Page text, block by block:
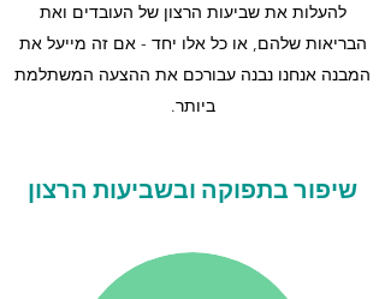
להעלות את שביעות הרצון של העובדים ואת
הבריאות שלהם, או כל אלו יחד - אם זה מייעל את
המבנה אנחנו נבנה עבורכם את ההצעה המשתלמת
ביותר.
שיפור בתפוקה ובשביעות הרצון